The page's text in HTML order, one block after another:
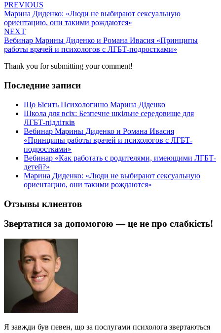
PREVIOUS
Марина Диденко: «Люди не выбирают сексуальную
ориентацию, они такими рождаются»
NEXT
Вебинар Марины Диденко и Романа Ивасия «Принципы
работы врачей и психологов с ЛГБТ-подростками»
Thank you for submitting your comment!
Последние записи
Що Бісить Психологиню Марина Діденко
Школа для всіх: Безпечне шкільне середовище для
ЛГБТ-підлітків
Вебинар Марины Диденко и Романа Ивасия
«Принципы работы врачей и психологов с ЛГБТ-
подростками»
Вебинар «Как работать с родителями, имеющими ЛГБТ-
детей?»
Марина Диденко: «Люди не выбирают сексуальную
ориентацию, они такими рождаются»
Отзывы клиентов
Звертатися за допомогою — це не про слабкість!
Я завжди був певен, що за послугами психолога звертаються